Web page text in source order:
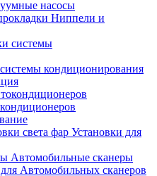
насосы
Ниппели и
кондиционирования
Установки для
Автомобильные сканеры